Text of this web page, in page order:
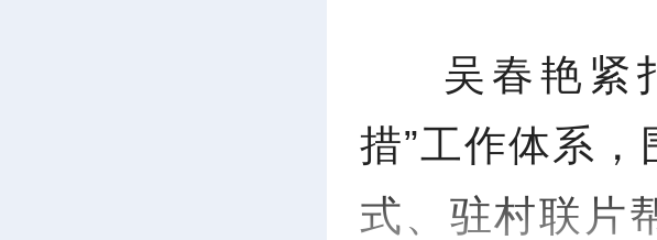
吴春艳紧
措”工作体系，
式、驻村联片